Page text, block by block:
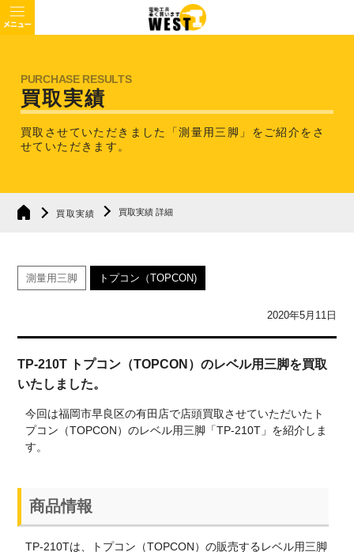
買取実績
買取させていただきました「測量用三脚」を ご紹介をさ
せていただきます。
買取実績 買取実績 詳細
測量用三脚 トプコン（TOPCON)
2020年5月11日
TP-210T トプコン（TOPCON）のレベル用三脚を買取
いたしました。
今回は福岡市早良区の有田店で店頭買取させていただいたト
プコン（TOPCON）のレベル用三脚「TP-210T」を紹介しま
す。
商品情報
TP-210Tは、トプコン（TOPCON）の販売するレベル用三脚